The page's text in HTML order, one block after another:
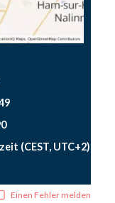
(CEST, UTC+2)
Einen Fehler melden